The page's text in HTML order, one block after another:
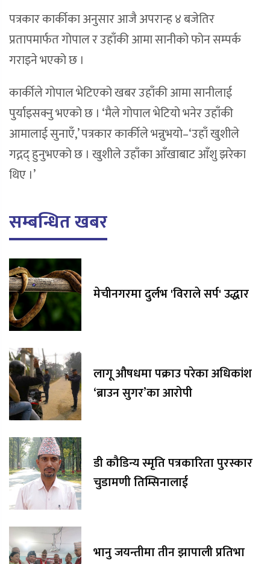
पत्रकार कार्कीका अनुसार आजै अपरान्ह ४ बजेतिर
प्रतापमार्फत गोपाल र उहाँकी आमा सानीको फोन सम्पर्क
गराइने भएको छ ।
कार्कीले गोपाल भेटिएको खबर उहाँकी आमा सानीलाई
पुर्याइसक्नु भएको छ । ‘मैले गोपाल भेटियो भनेर उहाँकी
आमालाई सुनाएँ,’ पत्रकार कार्कीले भन्नुभयो–‘उहाँ खुशीले
गद्गद् हुनुभएको छ । खुशीले उहाँका आँखाबाट आँशु झरेका
थिए ।’
सम्बन्धित खबर
मेचीनगरमा दुर्लभ 'विराले सर्प' उद्धार
लागू औषधमा पक्राउ परेका अधिकांश
‘ब्राउन सुगर’का आरोपी
डी कौडिन्य स्मृति पत्रकारिता पुरस्कार
चुडामणी तिम्सिनालाई
भानु जयन्तीमा तीन झापाली प्रतिभा